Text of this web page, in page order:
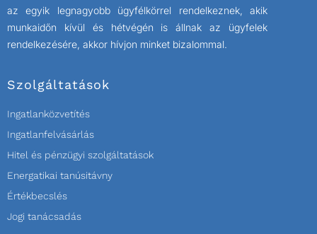
az egyik legnagyobb ügyfélkörrel rendelkeznek, akik
munkaidőn kívül és hétvégén is állnak az ügyfelek
rendelkezésére, akkor hívjon minket bizalommal.
Szolgáltatások
Ingatlanközvetítés
Ingatlanfelvásárlás
Hitel és pénzügyi szolgáltatások
Energatikai tanúsitávny
Értékbecslés
Jogi tanácsadás